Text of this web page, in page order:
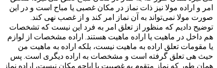
امر و اراده مولا نیز ذات نماز در مکان غصبی یا مباح است و در این
صورت مولا نمی‌تواند به آن نماز امر کند و از غصب نهی کند.
توضیح دادیم که منظور از تعلق امر به فرد این نیست که تشخصات
هم داخل در ماهیت یا اراده ماهیت هستند. اراده مشخصات از لوازم
یا مقومات تعلق اراده به ماهیت نیست، بلکه اراده به ماهیت من
حیث هی تعلق گرفته است و مشخصات به اراده دیگری است. پس
همان طور که نماز متقوم به غصبیت یا اباحه مکان نیست، اراده نماز